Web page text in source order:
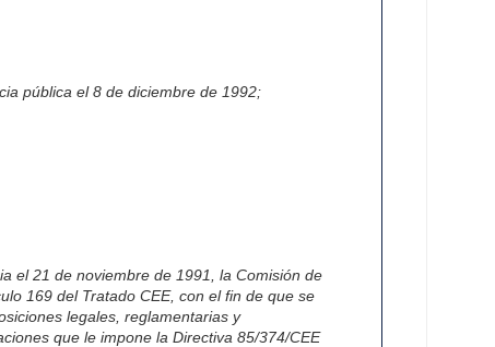
pública el 8 de diciembre de 1992;
el 21 de noviembre de 1991, la Comisión de
169 del Tratado CEE, con el fin de que se
legales, reglamentarias y
que le impone la Directiva 85/374/CEE